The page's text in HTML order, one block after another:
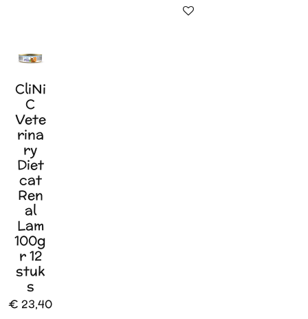
In winkelwagen
CliNi
C
Vete
rina
ry
Diet
cat
Ren
al
Lam
100g
r 12
stuk
s
€ 23,40